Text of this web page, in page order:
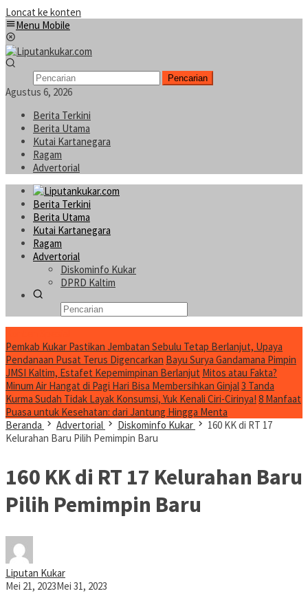
Loncat ke konten
Menu Mobile
Pencarian
Agustus 6, 2026
Berita Terkini
Berita Utama
Kutai Kartanegara
Ragam
Advertorial
Berita Terkini
Berita Utama
Kutai Kartanegara
Ragam
Advertorial
Diskominfo Kukar
DPRD Kaltim
Pemkab Kukar Pastikan Jembatan Sebulu Tetap Berlanjut, Upaya
Pendanaan Pusat Terus Digencarkan Bayu Surya Gandamana Pimpin
JMSI Kaltim, Estafet Kepemimpinan Berlanjut Mitos atau Fakta?
Minum Air Hangat di Pagi Hari Bisa Membersihkan Ginjal3 Tanda
Kurma Sudah Tidak Layak Konsumsi, Yuk Kenali Ciri-Cirinya! 8 Manfaat
Puasa untuk Kesehatan: dari Jantung Hingga Menta
Beranda
Advertorial Diskominfo Kukar
160 KK di RT 17
Kelurahan Baru Pilih Pemimpin Baru
160 KK di RT 17 Kelurahan Baru
Pilih Pemimpin Baru
Liputan Kukar
Mei 21, 2023Mei 31, 2023